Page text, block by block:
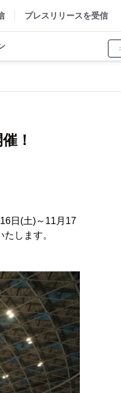
プレスリリースを受信
！
日(土)～11月17
します。